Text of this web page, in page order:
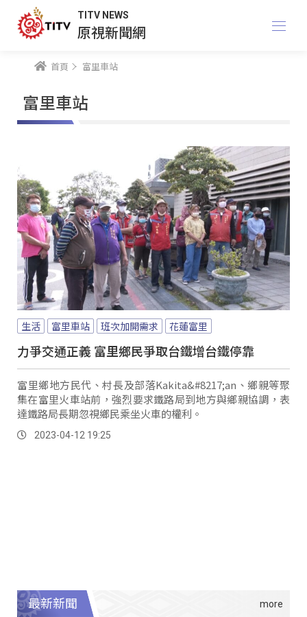
TITV NEWS
原視新聞網
首頁 富里車站
富里車站
生活 富里車站 班次加開需求 花蓮富里
力爭交通正義 富里鄉民爭取台鐵增台鐵停靠
富里鄉地方民代、村長及部落Kakita&#8217;an、鄉親等聚
集在富里火車站前，強烈要求鐵路局到地方與鄉親協調，表
達鐵路局長期忽視鄉民乘坐火車的權利。
2023-04-12 19:25
最新新聞